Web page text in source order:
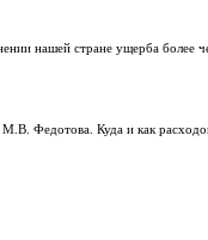
нашей стране ущерба более
Федотова. Куда и как